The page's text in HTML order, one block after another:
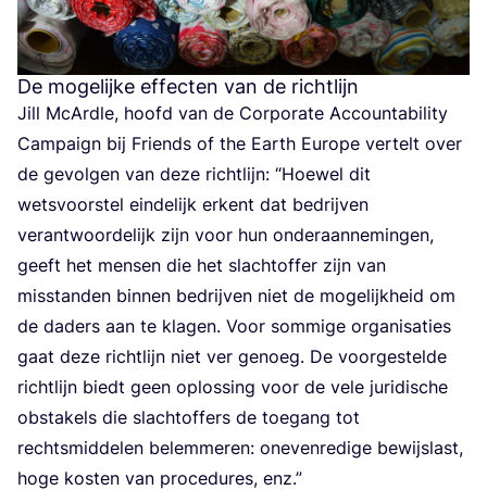
De mogelijke effecten van de richtlijn
Jill McArd­le, hoofd van de Cor­po­ra­te Accoun­ta­bi­li­ty
Cam­paign bij Friends of the Earth Euro­pe ver­telt over
de gevol­gen van deze richt­lijn: “Hoe­wel dit
wets­voor­stel ein­de­lijk erkent dat bedrij­ven
ver­ant­woor­de­lijk zijn voor hun onder­aan­ne­min­gen,
geeft het men­sen die het slacht­of­fer zijn van
mis­stan­den bin­nen bedrij­ven niet de moge­lijk­heid om
de daders aan te kla­gen. Voor som­mi­ge orga­ni­sa­ties
gaat deze richt­lijn niet ver genoeg. De voor­ge­stel­de
richt­lijn biedt geen oplos­sing voor de vele juri­di­sche
obsta­kels die slacht­of­fers de toe­gang tot
rechts­mid­de­len belem­me­ren: one­ven­re­di­ge bewijs­last,
hoge kos­ten van pro­ce­du­res, enz.”